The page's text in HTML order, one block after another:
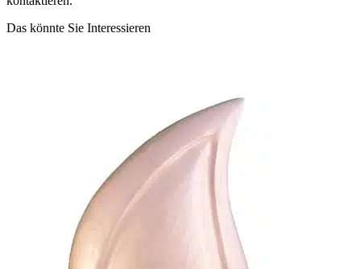
Das könnte Sie Interessieren